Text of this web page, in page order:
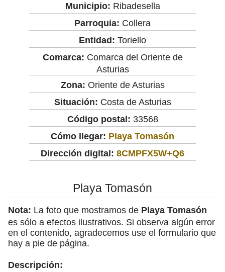
Municipio: Ribadesella
Parroquia: Collera
Entidad: Toriello
Comarca: Comarca del Oriente de
Asturias
Zona: Oriente de Asturias
Situación: Costa de Asturias
Código postal: 33568
Cómo llegar: Playa Tomasón
Dirección digital: 8CMPFX5W+Q6
Playa Tomasón
Nota: La foto que mostramos de Playa Tomasón
es sólo a efectos ilustrativos. Si observa algún error
en el contenido, agradecemos use el formulario que
hay a pie de página.
Descripción: